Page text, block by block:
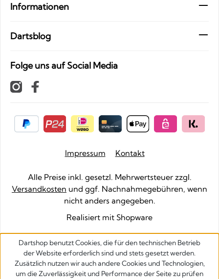
Informationen
Dartsblog
Folge uns auf Social Media
Impressum Kontakt
Alle Preise inkl. gesetzl. Mehrwertsteuer zzgl.
Versandkosten und ggf. Nachnahmegebühren, wenn
nicht anders angegeben.
Realisiert mit Shopware
Dartshop benutzt Cookies, die für den technischen Betrieb
der Website erforderlich sind und stets gesetzt werden.
Zusätzlich nutzen wir auch andere Cookies und Technologien,
um die Zuverlässigkeit und Performance der Seite zu prüfen